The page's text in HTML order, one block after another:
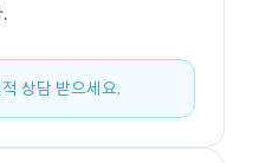
상담 받으세요.